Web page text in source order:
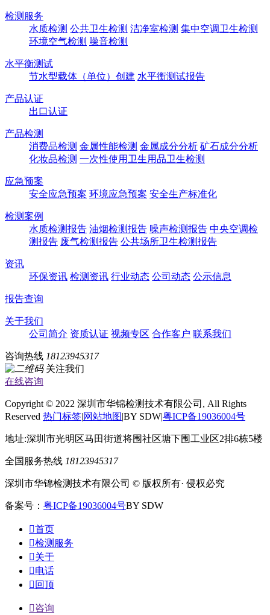
检测服务
水质检测 公共卫生检测 洁净室检测 集中空调卫生检测
环境空气检测 噪音检测
水平衡测试
节水型载体（单位）创建 水平衡测试报告
产品认证
出口认证
产品检测
消费品检测 金属性能检测 金属成分分析 矿石成分分析
化妆品检测 一次性使用卫生用品卫生检测
应急预案
安全应急预案 环境应急预案 安全生产标准化
检测案例
水质检测报告 油烟检测报告 噪声检测报告 中央空调检
测报告 废气检测报告 公共场所卫生检测报告
资讯
环保资讯 检测资讯 行业动态 公司动态 公示信息
报告查询
关于我们
公司简介 资质认证 视频专区 合作客户 联系我们
咨询热线 18123945317
关注我们
在线咨询
Copyright © 2022 深圳市华锦检测技术有限公司, All Rights
Reserved 热门标签|网站地图|BY SDW|粤ICP备19036004号
地址:深圳市光明区马田街道将围社区塘下围工业区2排6栋5楼
全国服务热线 18123945317
深圳市华锦检测技术有限公司 © 版权所有· 侵权必究
备案号： 粤ICP备19036004号BY SDW
首页
检测服务
关于
电话
 回顶
咨询